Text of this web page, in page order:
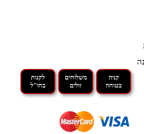
קניה
בטוחה
משלוחים
זולים
לקנות
בחו"ל